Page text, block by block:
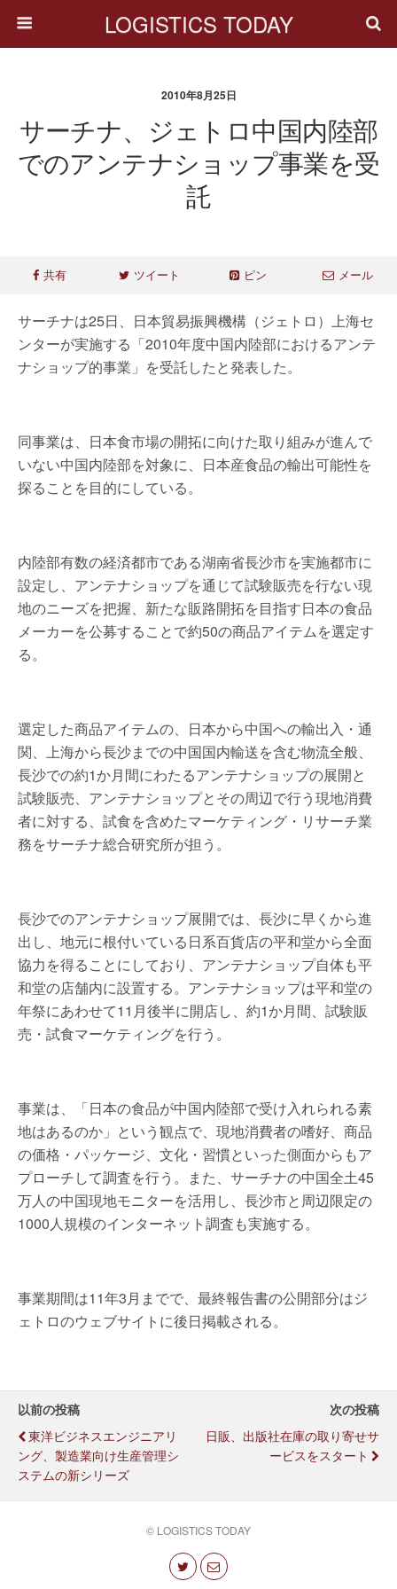
LOGISTICS TODAY
2010年8月25日
サーチナ、ジェトロ中国内陸部
でのアンテナショップ事業を受
託
共有 ツイート ピン メール
サーチナは25日、日本貿易振興機構（ジェトロ）上海セ
ンターが実施する「2010年度中国内陸部におけるアンテ
ナショップ的事業」を受託したと発表した。
同事業は、日本食市場の開拓に向けた取り組みが進んで
いない中国内陸部を対象に、日本産食品の輸出可能性を
探ることを目的にしている。
内陸部有数の経済都市である湖南省長沙市を実施都市に
設定し、アンテナショップを通じて試験販売を行ない現
地のニーズを把握、新たな販路開拓を目指す日本の食品
メーカーを公募することで約50の商品アイテムを選定す
る。
選定した商品アイテムの、日本から中国への輸出入・通
関、上海から長沙までの中国国内輸送を含む物流全般、
長沙での約1か月間にわたるアンテナショップの展開と
試験販売、アンテナショップとその周辺で行う現地消費
者に対する、試食を含めたマーケティング・リサーチ業
務をサーチナ総合研究所が担う。
長沙でのアンテナショップ展開では、長沙に早くから進
出し、地元に根付いている日系百貨店の平和堂から全面
協力を得ることにしており、アンテナショップ自体も平
和堂の店舗内に設置する。アンテナショップは平和堂の
年祭にあわせて11月後半に開店し、約1か月間、試験販
売・試食マーケティングを行う。
事業は、「日本の食品が中国内陸部で受け入れられる素
地はあるのか」という観点で、現地消費者の嗜好、商品
の価格・パッケージ、文化・習慣といった側面からもア
プローチして調査を行う。また、サーチナの中国全土45
万人の中国現地モニターを活用し、長沙市と周辺限定の
1000人規模のインターネット調査も実施する。
事業期間は11年3月までで、最終報告書の公開部分はジ
ェトロのウェブサイトに後日掲載される。
以前の投稿
東洋ビジネスエンジニアリ
ング、製造業向け生産管理シ
ステムの新シリーズ
次の投稿
日販、出版社在庫の取り寄せサ
ービスをスタート
© LOGISTICS TODAY